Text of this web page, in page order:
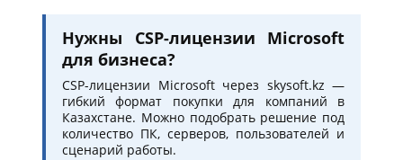
Нужны CSP-лицензии Microsoft
для бизнеса?
CSP-лицензии Microsoft через skysoft.kz —
гибкий формат покупки для компаний в
Казахстане. Можно подобрать решение под
количество ПК, серверов, пользователей и
сценарий работы.